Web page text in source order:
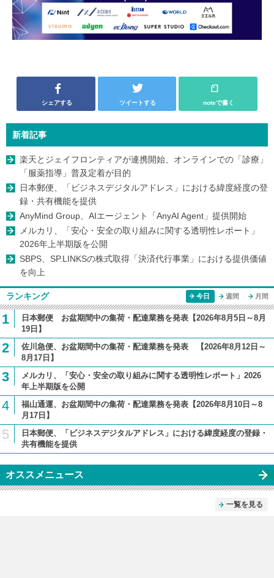
シェアする ツイートする noteで書く
新着記事
楽天とジェイフロンティアが連携開始、オンラインでの「診療」
「服薬指導」普及定着が目的
日本郵便、「ビジネスデジタルアドレス」における緯度経度の登
録・共有機能を提供
AnyMind Group、AIエージェント「AnyAI Agent」提供開始
メルカリ、「安心・安全の取り組みに関する透明性レポート」
2026年上半期版を公開
SBPS、SP.LINKSの株式取得「決済代行事業」における提供価値
を向上
ランキング 今日 週間 月間
1
日本郵便 お盆期間中の集荷・配達業務を発表【2026年8月5日～8月
19日】
2
佐川急便、お盆期間中の集荷・配達業務を発表 【2026年8月12日～
8月17日】
3
メルカリ、「安心・安全の取り組みに関する透明性レポート」2026
年上半期版を公開
4
福山通運、お盆期間中の集荷・配達業務を発表【2026年8月10日～8
月17日】
5
日本郵便、「ビジネスデジタルアドレス」における緯度経度の登録・
共有機能を提供
オススメニュース
一覧を見る